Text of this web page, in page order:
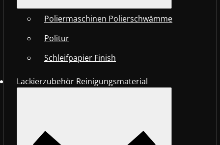
Poliermaschinen Polierschwämme
Politur
Schleifpapier Finish
Lackierzubehör Reinigungsmaterial